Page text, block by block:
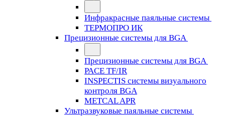
Инфракрасные паяльные системы
ТЕРМОПРО ИК
Прецизионные системы для BGA
Прецизионные системы для BGA
PACE TF/IR
INSPECTIS системы визуального
контроля BGA
METCAL APR
Ультразвуковые паяльные системы